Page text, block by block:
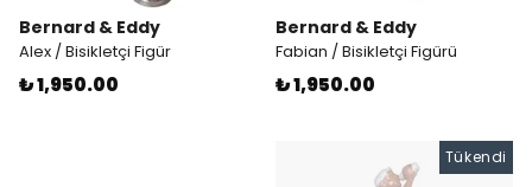
Bernard & Eddy
Alex / Bisikletçi Figür
₺ 1,950.00
Bernard & Eddy
Fabian / Bisikletçi Figürü
₺ 1,950.00
Tükendi